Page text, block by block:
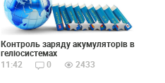
Контроль заряду акумуляторів в
геліосистемах
11:42
0 2433